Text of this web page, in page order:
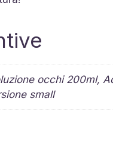
occhi 200ml,
small